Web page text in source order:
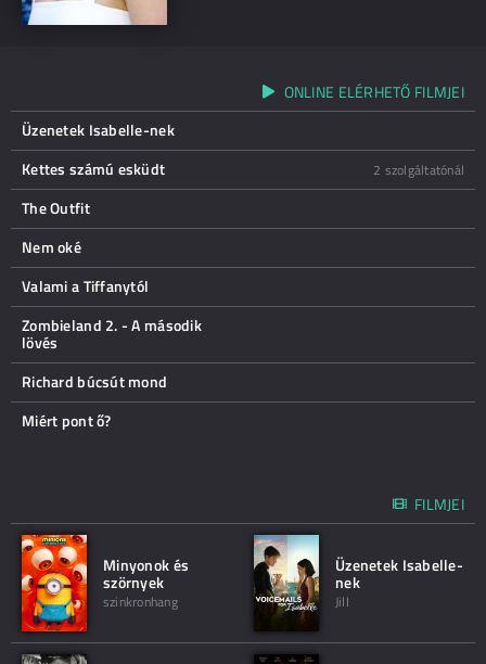
ONLINE ELÉRHETŐ FILMJEI
Üzenetek Isabelle-nek
Kettes számú esküdt
2 szolgáltatónál
The Outfit
Nem oké
Valami a Tiffanytól
Zombieland 2. - A második
lövés
Richard búcsút mond
Miért pont ő?
FILMJEI
Minyonok és
szörnyek
szinkronhang
Üzenetek Isabelle-
nek
Jill